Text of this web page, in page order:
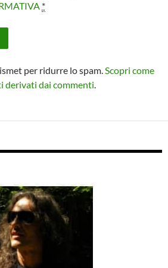
*
per ridurre lo spam. Scopri come
derivati dai commenti